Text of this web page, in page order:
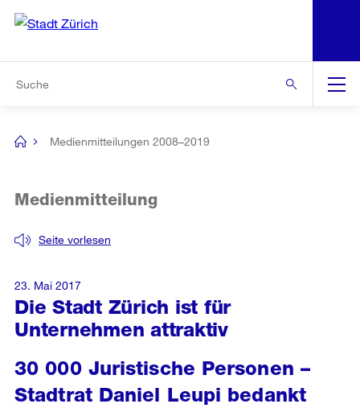
Navigation
[no
Medienmitteilungen 2008–2019
Die Stadt Zürich ist für
Unternehmen attraktiv
Seite vorlesen
Medienmitteilung
30 000 Juristische Personen –
Stadtrat Daniel Leupi bedankt
23. Mai 2017